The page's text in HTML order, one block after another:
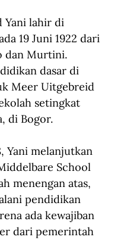
Yani lahir di
19 Juni 1922 dari
dan Murtini.
dasar di
Meer Uitgebreid
setingkat
di Bogor.
Yani melanjutkan
School
menengan atas,
pendidikan
ada kewajiban
dari pemerintah